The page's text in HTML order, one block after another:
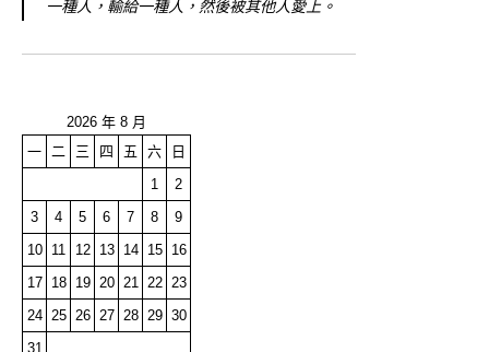
一種人，輸給一種人，然後被其他人愛上。
2026 年 8 月
一 二 三 四 五 六
日
1
2
3
4 5 6 7 8
9
10
11 12 13 14 15
16
17
18 19 20 21 22 23
24 25 26 27 28 29 30
31